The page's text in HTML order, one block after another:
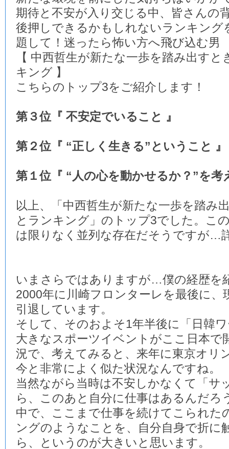
期待と不安が入り交じる中、皆さんの
後押しできるかもしれないランキング
題して！迷ったら怖い方へ飛び込む男
【 中西哲生が新たな一歩を踏み出す
キング 】
こちらのトップ3をご紹介します！
第３位『 不安定でいること 』
第２位『 “正しく生きる”ということ 』
第１位『 “人の心を動かせるか？”を考
以上、「中西哲生が新たな一歩を踏み
とランキング」のトップ3でした。こ
は限りなく並列な存在だそうですが…
いまさらではありますが…僕の経歴を
2000年に川崎フロンターレを最後に、
引退しています。
そして、そのおよそ1年半後に「日韓
大きなスポーツイベントがここ日本
況で、考えてみると、来年に東京オリ
今と非常によく似た状況なんですね。
当然ながら当時は不安しかなくて「サ
ら、このあと自分に仕事はあるんだろ
中で、ここまで仕事を続けてこられた
ングのようなことを、自分自身で折に
ら、というのが大きいと思います。